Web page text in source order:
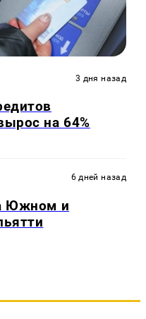
3 дня назад
на 64%
6 дней назад
Южном и